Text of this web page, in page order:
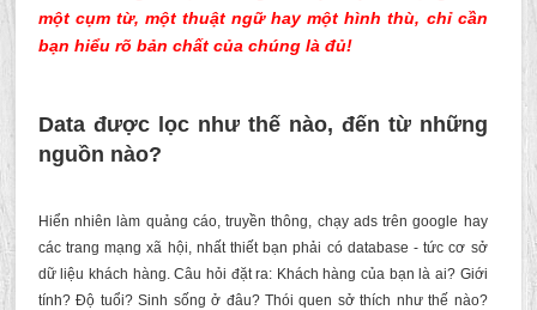
một cụm từ, một thuật ngữ hay một hình thù, chỉ cần
bạn hiểu rõ bản chất của chúng là đủ!
Data được lọc như thế nào, đến từ những
nguồn nào?
Hiển nhiên làm quảng cáo, truyền thông, chạy ads trên google hay
các trang mạng xã hội, nhất thiết bạn phải có database - tức cơ sở
dữ liệu khách hàng. Câu hỏi đặt ra: Khách hàng của bạn là ai? Giới
tính? Độ tuổi? Sinh sống ở đâu? Thói quen sở thích như thế nào?